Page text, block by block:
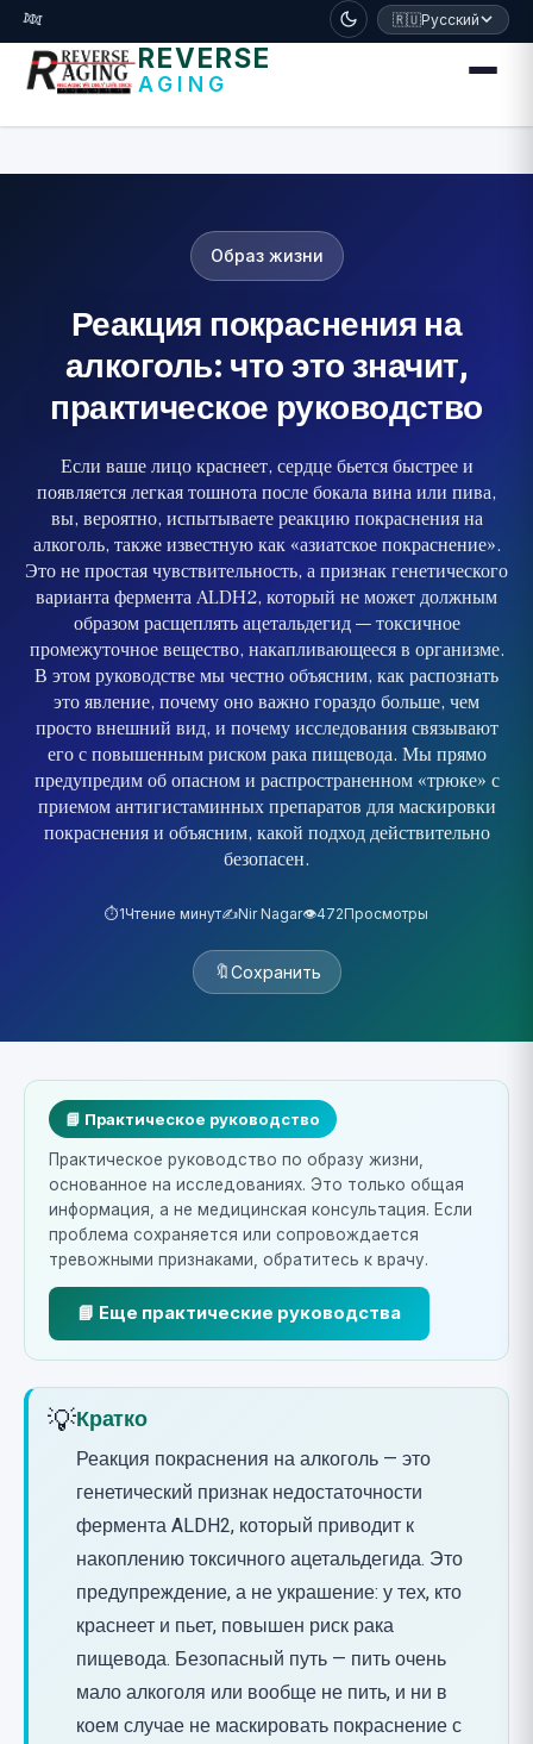
דלג לתוכן הראשי
🧬 🇷🇺Русский
REVERSE
AGING
Образ жизни
Реакция покраснения на
алкоголь: что это значит,
практическое руководство
Если ваше лицо краснеет, сердце бьется быстрее и
появляется легкая тошнота после бокала вина или пива,
вы, вероятно, испытываете реакцию покраснения на
алкоголь, также известную как «азиатское покраснение».
Это не простая чувствительность, а признак генетического
варианта фермента ALDH2, который не может должным
образом расщеплять ацетальдегид — токсичное
промежуточное вещество, накапливающееся в организме.
В этом руководстве мы честно объясним, как распознать
это явление, почему оно важно гораздо больше, чем
просто внешний вид, и почему исследования связывают
его с повышенным риском рака пищевода. Мы прямо
предупредим об опасном и распространенном «трюке» с
приемом антигистаминных препаратов для маскировки
покраснения и объясним, какой подход действительно
безопасен.
⏱️1Чтение минут✍️Nir Nagar👁️472Просмотры
🔖Сохранить
📘 Практическое руководство
Практическое руководство по образу жизни,
основанное на исследованиях. Это только общая
информация, а не медицинская консультация. Если
проблема сохраняется или сопровождается
тревожными признаками, обратитесь к врачу.
📘 Еще практические руководства
💡Кратко
Реакция покраснения на алкоголь — это
генетический признак недостаточности
фермента ALDH2, который приводит к
накоплению токсичного ацетальдегида. Это
предупреждение, а не украшение: у тех, кто
краснеет и пьет, повышен риск рака
пищевода. Безопасный путь — пить очень
мало алкоголя или вообще не пить, и ни в
коем случае не маскировать покраснение с